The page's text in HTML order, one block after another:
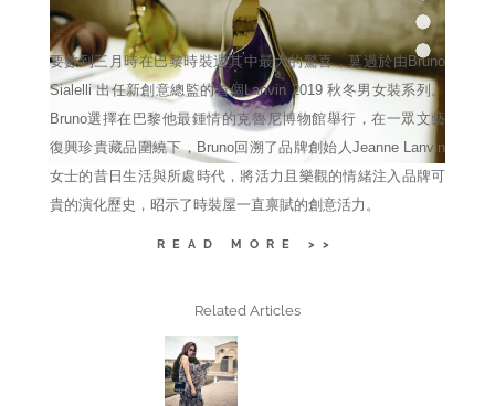
LANVIN
要數到三月時在巴黎時裝週其中最大的驚喜，莫過於由Bruno
Sialelli 出任新創意總監的首個Lanvin 2019 秋冬男女裝系列。
Bruno選擇在巴黎他最鍾情的克魯尼博物館舉行，在一眾文藝
復興珍貴藏品圍繞下，Bruno回溯了品牌創始人Jeanne Lanvin
女士的昔日生活與所處時代，將活力且樂觀的情緒注入品牌可
貴的演化歷史，昭示了時裝屋一直禀賦的創意活力。
READ MORE >>
Related Articles